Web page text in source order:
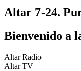
Altar 7-24.
Bienvenido a
Altar Radio
Altar TV